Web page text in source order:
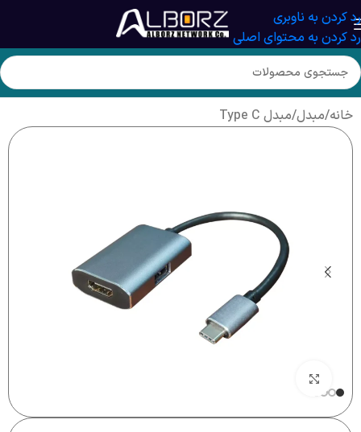
رد کردن به ناوبری
رد کردن به محتوای اصلی
خانه/مبدل/مبدل Type C